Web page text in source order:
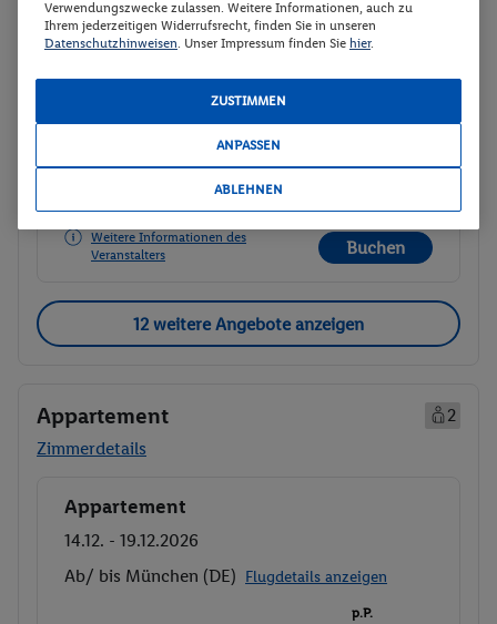
14.12. - 19.12.2026
Ab/ bis München (DE) Flugdetails anzeigen
Appartement 1 Schlafzimmer
Ohne Verpflegung
p.P.
ITS - DERTOUR Deutschland
GmbH
Weitere Informationen des
Veranstalters
Buchen
12 weitere Angebote anzeigen
Appartement
2
Zimmerdetails
Buchen
Appartement
14.12. - 19.12.2026
Ab/ bis München (DE) Flugdetails anzeigen
p.P.
Verwendungszwecke zulassen. Weitere Informationen, auch zu
Ihrem jederzeitigen Widerrufsrecht, finden Sie in unseren
Datenschutzhinweisen. Unser Impressum finden Sie hier.
ZUSTIMMEN
ANPASSEN
ABLEHNEN